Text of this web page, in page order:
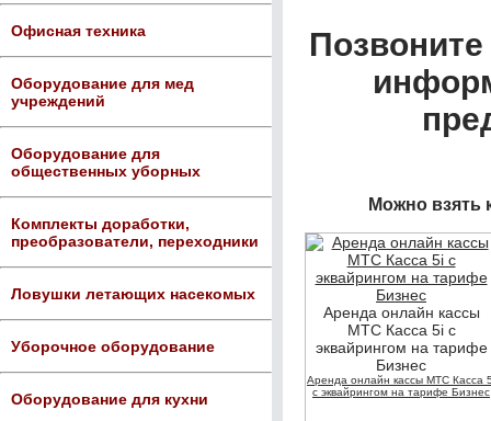
Офисная техника
Оборудование для мед
учреждений
Оборудование для
общественных уборных
Комплекты доработки,
преобразователи, переходники
Ловушки летающих насекомых
Уборочное оборудование
Оборудование для кухни
Можно взять
Аренда онлайн кассы
МТС Касса 5i с
эквайрингом на тарифе
Бизнес
Аренда онлайн кассы МТС Касса
с эквайрингом на тарифе Бизнес